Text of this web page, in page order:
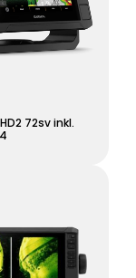
72sv inkl.